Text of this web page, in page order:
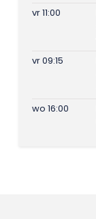
vr 11:00
vr 09:15
wo 16:00